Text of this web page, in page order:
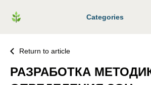
Categories
Return to article
РАЗРАБОТКА